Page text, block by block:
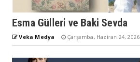
Esma Gülleri ve Baki Sevda
Veka Medya Çarşamba, Haziran 24, 2026